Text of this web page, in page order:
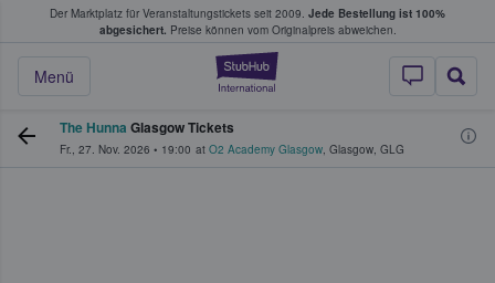
Der Marktplatz für Veranstaltungstickets seit 2009. Jede Bestellung ist 100%
abgesichert. Preise können vom Originalpreis abweichen.
StubHub - Wo
Menü
Tickets kaufen & verkaufen
The Hunna Glasgow Tickets
Fr., 27. Nov. 2026 • 19:00 at O2 Academy Glasgow, Glasgow, GLG